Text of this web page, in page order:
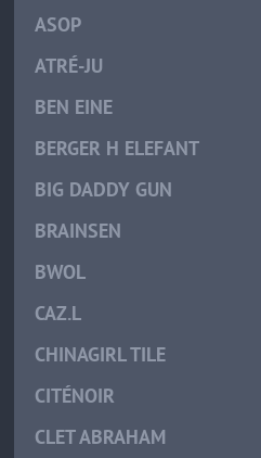
ASOP
ATRÉ-JU
BEN EINE
BERGER H ELEFANT
BIG DADDY GUN
BRAINSEN
BWOL
CAZ.L
CHINAGIRL TILE
CITÉNOIR
CLET ABRAHAM